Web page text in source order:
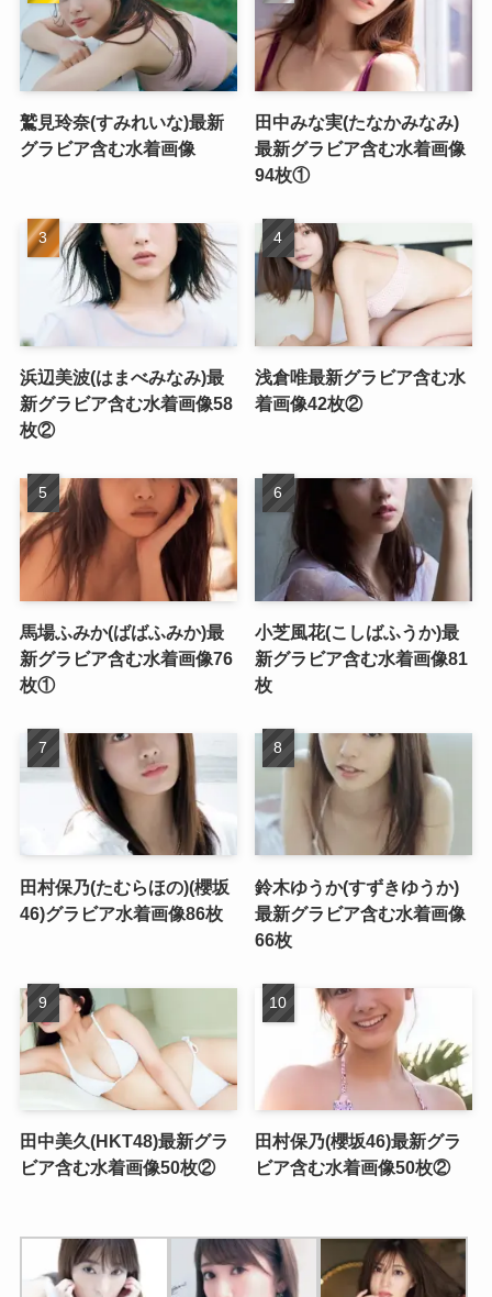
鷲見玲奈(すみれいな)最新
グラビア含む水着画像
田中みな実(たなかみなみ)
最新グラビア含む水着画像
94枚①
浜辺美波(はまべみなみ)最
新グラビア含む水着画像58
枚②
浅倉唯最新グラビア含む水
着画像42枚②
馬場ふみか(ばばふみか)最
新グラビア含む水着画像76
枚①
小芝風花(こしばふうか)最
新グラビア含む水着画像81
枚
田村保乃(たむらほの)(櫻坂
46)グラビア水着画像86枚
鈴木ゆうか(すずきゆうか)
最新グラビア含む水着画像
66枚
田中美久(HKT48)最新グラ
ビア含む水着画像50枚②
田村保乃(櫻坂46)最新グラ
ビア含む水着画像50枚②